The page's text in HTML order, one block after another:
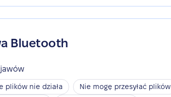
Bluetooth
plików nie działa
Nie mogę przesyłać plików